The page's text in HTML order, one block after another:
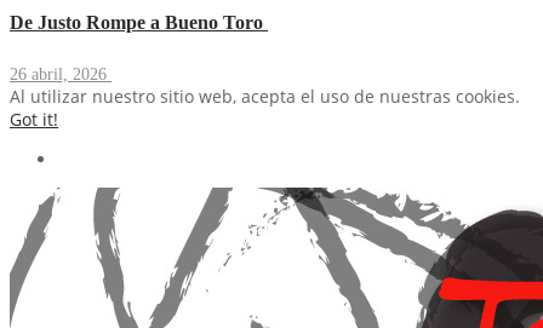
De Justo Rompe a Bueno Toro
26 abril, 2026
Al utilizar nuestro sitio web, acepta el uso de nuestras cookies.
Got it!